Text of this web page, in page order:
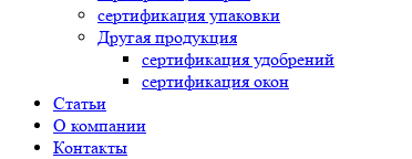
сертификация упаковки
Другая продукция
сертификация удобрений
сертификация окон
Статьи
О компании
Контакты